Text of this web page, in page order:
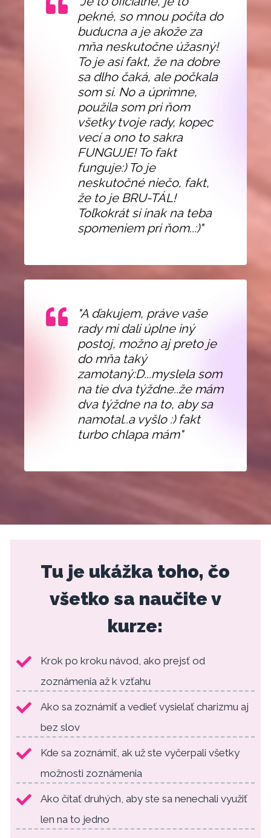
pekné, so mnou počíta do
buducna a je akože za
mňa neskutočne úžasný!
To je asi fakt, že na dobre
sa dlho čaká, ale počkala
som si. No a úprimne,
použila som pri ňom
všetky tvoje rady, kopec
vecí a ono to sakra
FUNGUJE! To fakt
funguje:) To je
neskutočné niečo, fakt,
že to je BRU-TÁL!
Toľkokrát si inak na teba
spomeniem pri ňom..:)"
"A ďakujem, práve vaše
rady mi dali úplne iný
postoj, možno aj preto je
do mňa taký
zamotaný:D...myslela som
na tie dva týždne..že mám
dva týždne na to, aby sa
namotal..a vyšlo :) fakt
turbo chlapa mám"
Tu je ukážka toho, čo
všetko sa naučite v
kurze:
Krok po kroku návod, ako prejsť od
zoznámenia až k vzťahu
Ako sa zoznámiť a vedieť vysielať charizmu aj
bez slov
Kde sa zoznámiť, ak už ste vyčerpali všetky
možnosti zoznámenia
Ako čítať druhých, aby ste sa nenechali využiť
len na to jedno